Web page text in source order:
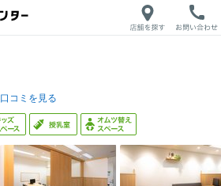
口コミを見る